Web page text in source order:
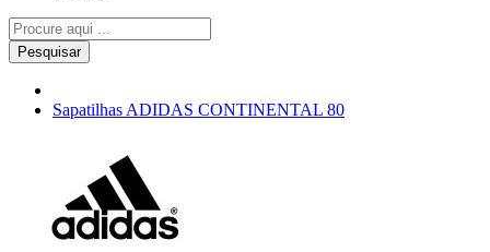
Pesquisar
Sapatilhas ADIDAS CONTINENTAL 80